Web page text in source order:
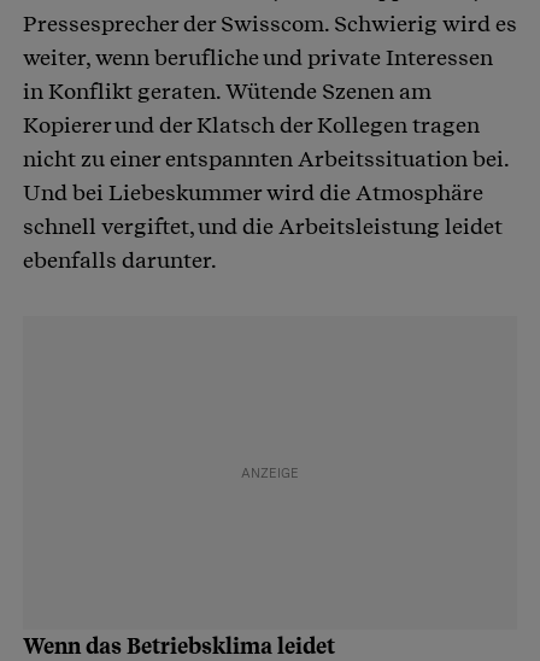
Pressesprecher der Swisscom. Schwierig wird es
weiter, wenn berufliche und private Interessen
in Konflikt geraten. Wütende Szenen am
Kopierer und der Klatsch der Kollegen tragen
nicht zu einer entspannten Arbeitssituation bei.
Und bei Liebeskummer wird die Atmosphäre
schnell vergiftet, und die Arbeitsleistung leidet
ebenfalls darunter.
Wenn das Betriebsklima leidet